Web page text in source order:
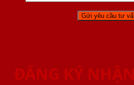
ĐĂNG KÝ